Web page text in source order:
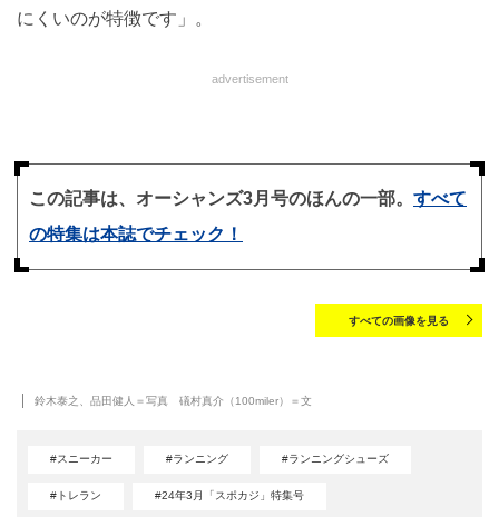
にくいのが特徴です」。
advertisement
この記事は、オーシャンズ3月号のほんの一部。 すべて
の特集は本誌でチェック！
すべての画像を見る
鈴木泰之、品田健人＝写真 礒村真介（100miler）＝文
#スニーカー #ランニング #ランニングシューズ
#トレラン #24年3月「スポカジ」特集号